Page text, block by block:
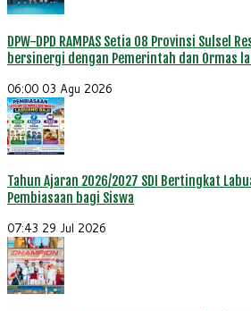
DPW-DPD RAMPAS Setia 08 Provinsi Sulsel
bersinergi dengan Pemerintah dan Ormas
06:00 03 Agu 2026
Tahun Ajaran 2026/2027 SDI Bertingkat
Pembiasaan bagi Siswa
07:43 29 Jul 2026